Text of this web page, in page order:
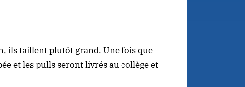
ils taillent plutôt grand. Une fois que
et les pulls seront livrés au collège et